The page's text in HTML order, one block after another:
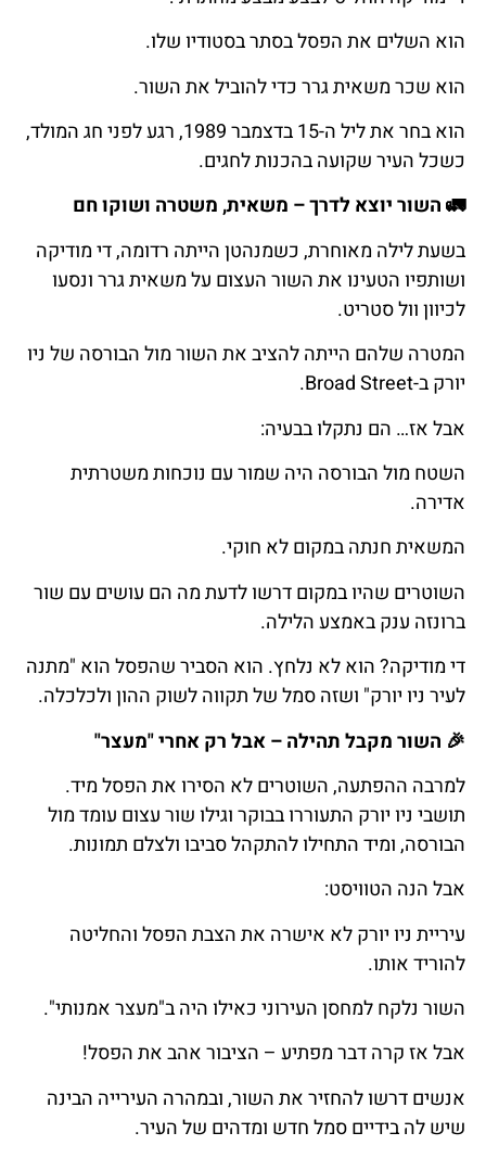
הוא השלים את הפסל בסתר בסטודיו שלו.
הוא שכר משאית גרר כדי להוביל את השור.
הוא בחר את ליל ה-15 בדצמבר 1989, רגע לפני חג המולד,
כשכל העיר שקועה בהכנות לחגים.
🚛השוריוצאלדרך– משאית,משטרה ושוקוחם
בשעת לילה מאוחרת, כשמנהטן הייתה רדומה, די מודיקה
ושותפיו הטעינו את השור העצום על משאית גרר ונסעו
לכיוון וול סטריט.
המטרה שלהם הייתה להציב את השור מול הבורסה של ניו
יורק ב-Broad Street.
אבל אז… הם נתקלו בבעיה:
השטח מול הבורסה היה שמור עם נוכחות משטרתית
אדירה.
המשאית חנתה במקום לא חוקי.
השוטרים שהיו במקום דרשו לדעת מה הם עושים עם שור
ברונזה ענק באמצע הלילה.
די מודיקה? הוא לא נלחץ. הוא הסביר שהפסל הוא "מתנה
לעיר ניו יורק" ושזה סמל של תקווה לשוק ההון ולכלכלה.
🎉 השורמקבלתהילה–אבלרקאחרי"מעצר"
למרבה ההפתעה, השוטרים לא הסירו את הפסל מיד.
תושבי ניו יורק התעוררו בבוקר וגילו שור עצום עומד מול
הבורסה, ומיד התחילו להתקהל סביבו ולצלם תמונות.
אבל הנה הטוויסט:
עיריית ניו יורק לא אישרה את הצבת הפסל והחליטה
להוריד אותו.
השור נלקח למחסן העירוני כאילו היה ב"מעצר אמנותי".
אבל אז קרה דבר מפתיע – הציבור אהב את הפסל!
אנשים דרשו להחזיר את השור, ובמהרה העירייה הבינה
שיש לה בידיים סמל חדש ומדהים של העיר.